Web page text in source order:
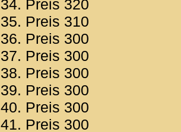
34. Preis 320
35. Preis 310
36. Preis 300
37. Preis 300
38. Preis 300
39. Preis 300
40. Preis 300
41. Preis 300